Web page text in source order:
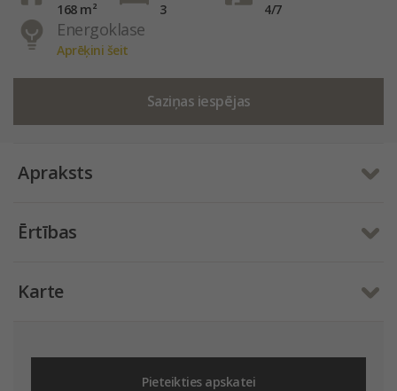
168 m² 3 4/7
Energoklase
Aprēķini šeit
Saziņas iespējas
Apraksts
Ērtības
Karte
Pieteikties apskatei